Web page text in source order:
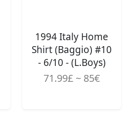
1994 Italy Home
Shirt (Baggio) #10
- 6/10 - (L.Boys)
71.99£ ~ 85€